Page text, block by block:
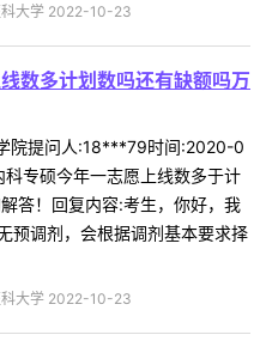
科大学 2022-10-23
数多计划数吗还有缺额吗万
院提问人:18***79时间:2020-0
专硕今年一志愿上线数多于计
答！回复内容:考生，你好，我
预调剂，会根据调剂基本要求择
科大学 2022-10-23